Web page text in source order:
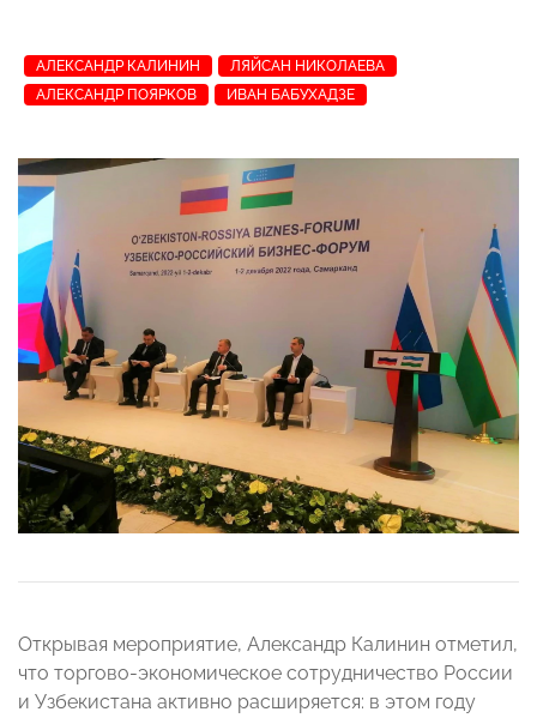
АЛЕКСАНДР КАЛИНИН
ЛЯЙСАН НИКОЛАЕВА
АЛЕКСАНДР ПОЯРКОВ
ИВАН БАБУХАДЗЕ
Открывая мероприятие, Александр Калинин отметил,
что торгово-экономическое сотрудничество России
и Узбекистана активно расширяется: в этом году